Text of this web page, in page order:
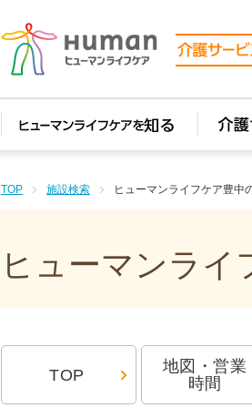
TOP 施設検索 ヒューマンライフケア豊中
ヒューマンライ
TOP
地図・営業
時間